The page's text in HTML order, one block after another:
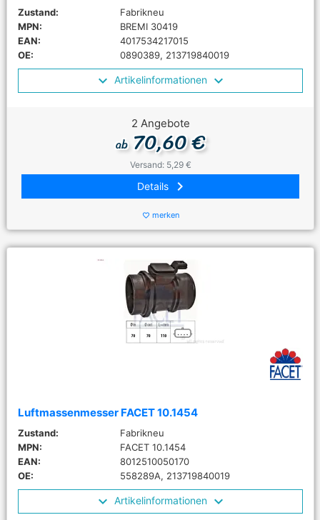
Zustand:
Fabrikneu
MPN:
BREMI 30419
EAN:
4017534217015
OE:
0890389, 213719840019
Artikelinformationen
2 Angebote
ab70,60 €
Versand: 5,29 €
Details keyboard_arrow_right
favorite_border merken
Luftmassenmesser FACET 10.1454
Zustand:
Fabrikneu
MPN:
FACET 10.1454
EAN:
8012510050170
OE:
558289A, 213719840019
Artikelinformationen